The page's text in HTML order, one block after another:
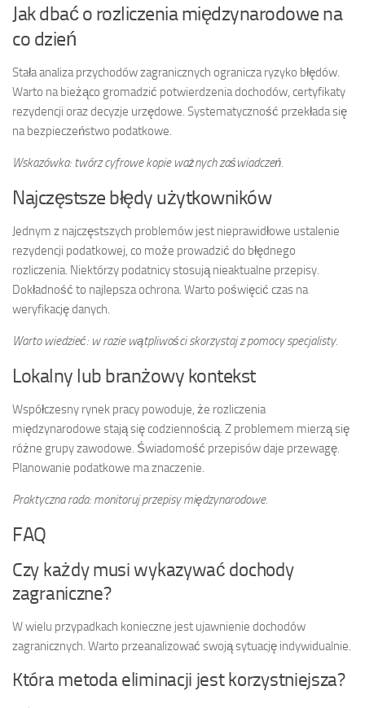
Jak dbać o rozliczenia międzynarodowe na
co dzień
Stała analiza przychodów zagranicznych ogranicza ryzyko błędów.
Warto na bieżąco gromadzić potwierdzenia dochodów, certyfikaty
rezydencji oraz decyzje urzędowe. Systematyczność przekłada się
na bezpieczeństwo podatkowe.
Wskazówka: twórz cyfrowe kopie ważnych zaświadczeń.
Najczęstsze błędy użytkowników
Jednym z najczęstszych problemów jest nieprawidłowe ustalenie
rezydencji podatkowej, co może prowadzić do błędnego
rozliczenia. Niektórzy podatnicy stosują nieaktualne przepisy.
Dokładność to najlepsza ochrona. Warto poświęcić czas na
weryfikację danych.
Warto wiedzieć: w razie wątpliwości skorzystaj z pomocy specjalisty.
Lokalny lub branżowy kontekst
Współczesny rynek pracy powoduje, że rozliczenia
międzynarodowe stają się codziennością. Z problemem mierzą się
różne grupy zawodowe. Świadomość przepisów daje przewagę.
Planowanie podatkowe ma znaczenie.
Praktyczna rada: monitoruj przepisy międzynarodowe.
FAQ
Czy każdy musi wykazywać dochody
zagraniczne?
W wielu przypadkach konieczne jest ujawnienie dochodów
zagranicznych. Warto przeanalizować swoją sytuację indywidualnie.
Która metoda eliminacji jest korzystniejsza?